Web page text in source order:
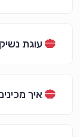
עוגת
איך